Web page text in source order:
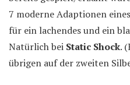
7 moderne Adaptionen
für ein lachendes und ein
Natürlich bei Static Shock.
übrigen auf der zweiten